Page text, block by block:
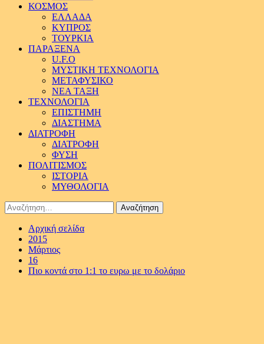
ΚΟΣΜΟΣ
ΕΛΛΑΔΑ
ΚΥΠΡΟΣ
ΤΟΥΡΚΙΑ
ΠΑΡΑΞΕΝΑ
U.F.O
ΜΥΣΤΙΚΗ ΤΕΧΝΟΛΟΓΙΑ
ΜΕΤΑΦΥΣΙΚΟ
ΝΕΑ ΤΑΞΗ
ΤΕΧΝΟΛΟΓΙΑ
ΕΠΙΣΤΗΜΗ
ΔΙΑΣΤΗΜΑ
ΔΙΑΤΡΟΦΗ
ΔΙΑΤΡΟΦΗ
ΦΥΣΗ
ΠΟΛΙΤΙΣΜΟΣ
ΙΣΤΟΡΙΑ
ΜΥΘΟΛΟΓΙΑ
Αναζήτηση
για:
Αρχική σελίδα
2015
Μάρτιος
16
Πιο κοντά στο 1:1 το ευρω με το δολάριο